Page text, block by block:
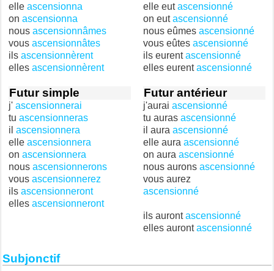
elle ascensionna
on ascensionna
nous ascensionnâmes
vous ascensionnâtes
ils ascensionnèrent
elles ascensionnèrent
elle eutascensionné
on eutascensionné
nous eûmes ascensionné
vous eûtes ascensionné
ils eurentascensionné
elles eurentascensionné
Futur simple
j' ascensionnerai
tu ascensionneras
il ascensionnera
elle ascensionnera
on ascensionnera
nous ascensionnerons
vous ascensionnerez
ils ascensionneront
elles ascensionneront
Futur antérieur
j'aurai ascensionné
tu auras ascensionné
il aura ascensionné
elle aura ascensionné
on aura ascensionné
nous aurons ascensionné
vous aurez
ascensionné
ils aurontascensionné
elles aurontascensionné
Subjonctif